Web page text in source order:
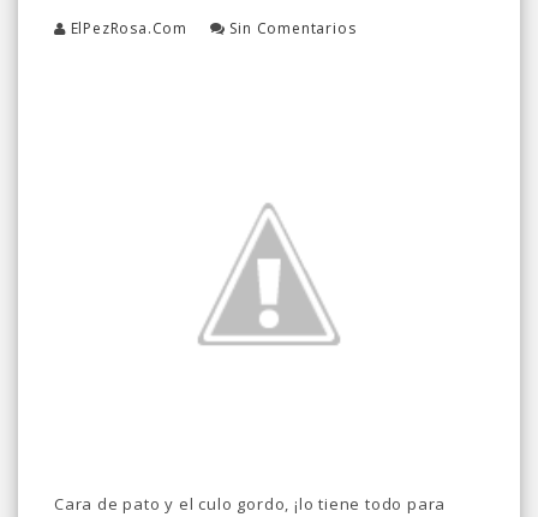
ElPezRosa.com Sin Comentarios
Cara de pato y el culo gordo, ¡lo tiene todo para